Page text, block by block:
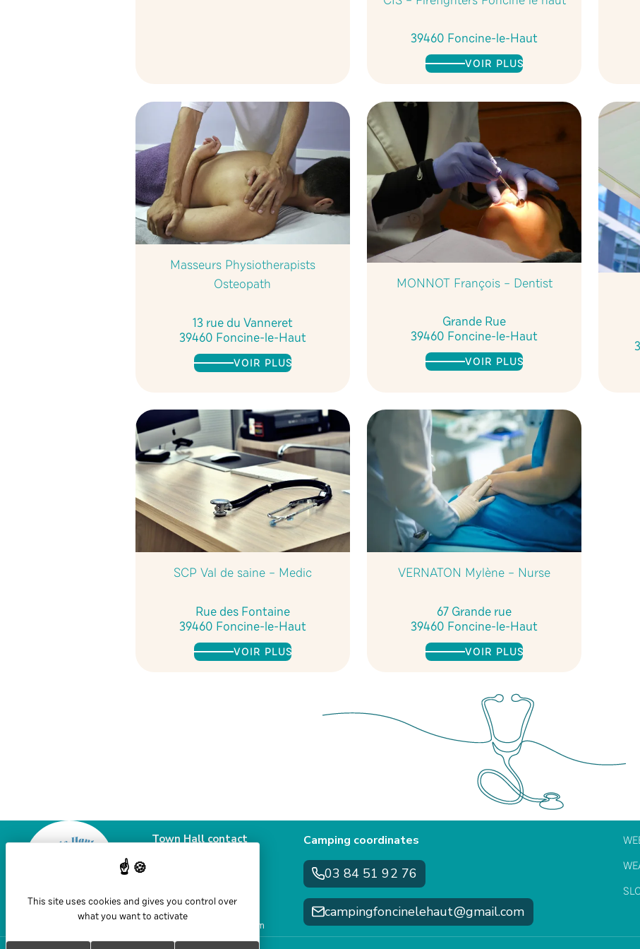
39460 Foncine-le-Haut
VOIR PLUS
Masseurs Physiotherapists
Osteopath
13 rue du Vanneret
39460 Foncine-le-Haut
VOIR PLUS
MONNOT François – Dentist
Grande Rue
39460 Foncine-le-Haut
VOIR PLUS
SCP Val de saine – Medic
Rue des Fontaine
39460 Foncine-le-Haut
VOIR PLUS
VERNATON Mylène – Nurse
67 Grande rue
39460 Foncine-le-Haut
VOIR PLUS
Town Hall contact
+33 3 84 51 90 77
mairie@jura-foncine.com
Camping coordinates
03 84 51 92 76
campingfoncinelehaut@gmail.com
This site uses cookies and gives you control over
what you want to activate